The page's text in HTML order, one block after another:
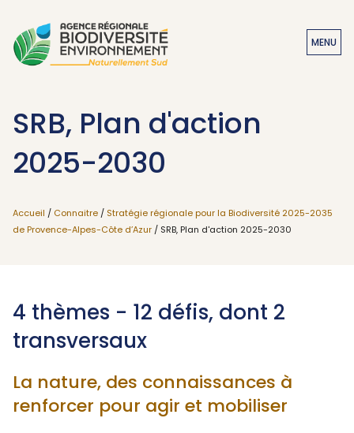
MENU
SRB, Plan d'action
2025-2030
Accueil / Connaitre / Stratégie régionale pour la Biodiversité 2025-2035
de Provence-Alpes-Côte d’Azur / SRB, Plan d'action 2025-2030
4 thèmes - 12 défis, dont 2
transversaux
La nature, des connaissances à
renforcer pour agir et mobiliser